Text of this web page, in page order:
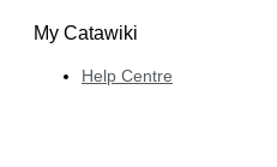
My Catawiki
Help Centre